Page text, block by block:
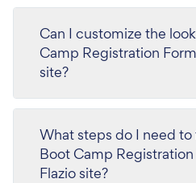
Can I customize the
Camp Registration
site?
What steps do I need
Boot Camp
Flazio site?